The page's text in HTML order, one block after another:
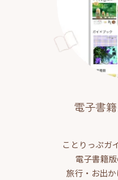
電子書
ことりっぷガ
電子書籍版
旅行・お出